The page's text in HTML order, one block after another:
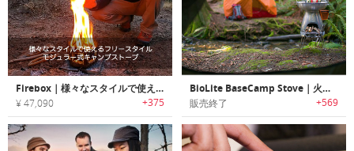
Firebox｜様々なスタイルで使えるフリースタイルモジュラー式キャンプストーブ「ファイヤーボックス」
¥ 47,090 +375
BioLite BaseCamp Stove｜火で発電するコッヘル
販売終了 +569